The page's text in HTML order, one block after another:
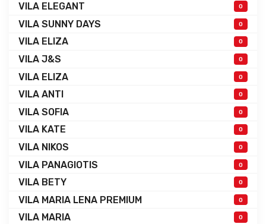
VILA ELEGANT 0
VILA SUNNY DAYS 0
VILA ELIZA 0
VILA J&S 0
VILA ELIZA 0
VILA ANTI 0
VILA SOFIA 0
VILA KATE 0
VILA NIKOS 0
VILA PANAGIOTIS 0
VILA BETY 0
VILA MARIA LENA PREMIUM 0
VILA MARIA 0